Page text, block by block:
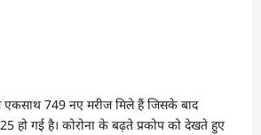
एकसाथ 749 नए मरीज मिले हैं जिसके बाद
हो गई है। कोरोना के बढ़ते प्रकोप को देखते हुए